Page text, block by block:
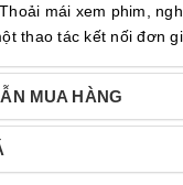
mái xem phim,
thao tác kết nối đơn
MUA HÀNG